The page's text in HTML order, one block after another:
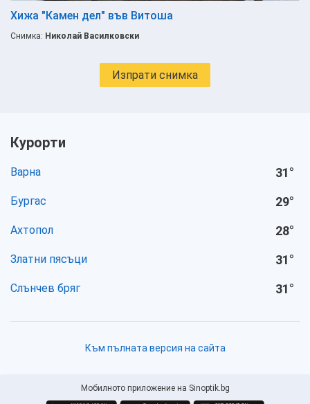
Хижа "Камен дел" във Витоша
Снимка: Николай Василковски
Изпрати снимка
Курорти
Варна 31°
Бургас 29°
Ахтопол 28°
Златни пясъци 31°
Слънчев бряг 31°
Към пълната версия на сайта
Мобилното приложение на Sinoptik.bg